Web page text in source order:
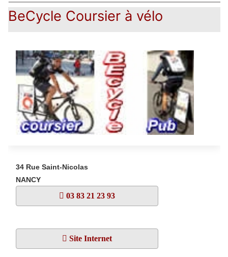
BeCycle Coursier à vélo
34 Rue Saint-Nicolas
NANCY
03 83 21 23 93
Site Internet